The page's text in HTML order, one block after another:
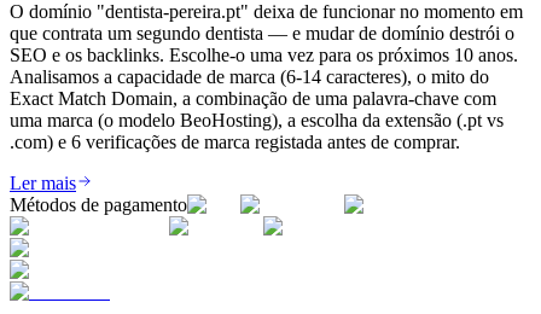
O domínio "dentista-pereira.pt" deixa de funcionar no momento em
que contrata um segundo dentista — e mudar de domínio destrói o
SEO e os backlinks. Escolhe-o uma vez para os próximos 10 anos.
Analisamos a capacidade de marca (6-14 caracteres), o mito do
Exact Match Domain, a combinação de uma palavra-chave com
uma marca (o modelo BeoHosting), a escolha da extensão (.pt vs
.com) e 6 verificações de marca registada antes de comprar.
Ler mais
Métodos de pagamento